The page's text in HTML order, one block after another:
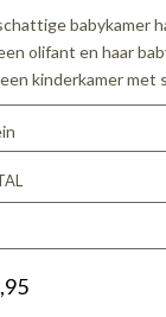
babykamer
olifant en haar
kinderkamer met